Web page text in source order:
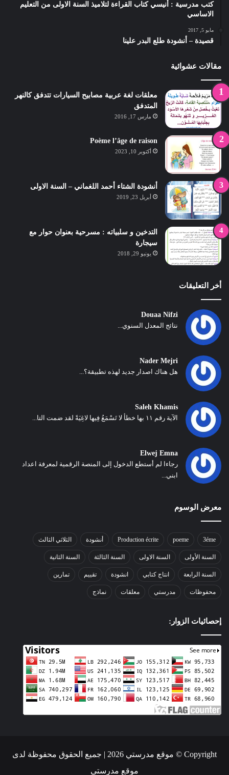
كتب مدرسية : أنيسي كتاب القراءة لتلاميذ السنة الاولى من التعليم
الاساسي
مايو 5, 2017
قصيدة – أنشودة طلع البدر علينا
مقالات عشوائية
معلقات لغة عربية مصابيح السيارات تتدفق كالنهر
المتدفق
مارس 17, 2016
Poème l’âge de raison
أكتوبر 10, 2023
أنشودة الشتاء أحمد اللغماني – السنة الاولى
أبريل 23, 2019
التدخين و سلبياته : مسرحية بعنوان حوار مع
سيجارة
يونيو 29, 2018
أخر التعليقات
Douaa Nifzi
نتائج المعدل السنوي...
Nader Mejri
هل هناك اصدار جديد لهذه تطبيقة؟...
Saleh Khamis
الآية رقم ١١ بها خطأ لا تَسْمَعُ فِيها لاغِيَةً لقد ضمت التا...
Elwej Emna
رجاءا لم أستطع الدخول إلى المنصة الرقمية لمعرفة اعداد
ابني...
معرض الوسوم
3éme
poeme
Production écrite أنشودة الثلاثي الثالث
السنة الأولى السنة الاولى السنة الثالثة السنة الثانية
السنة الرابعة انتاج كتابي انشودة تقييم تمارين
محفوظات مدرستي معلقات نماذج
إحصائيات الزوار:
Copyright © موقع مدرستي 2026 | جميع الحقوق محفوظة لدى
موقع مدرستي